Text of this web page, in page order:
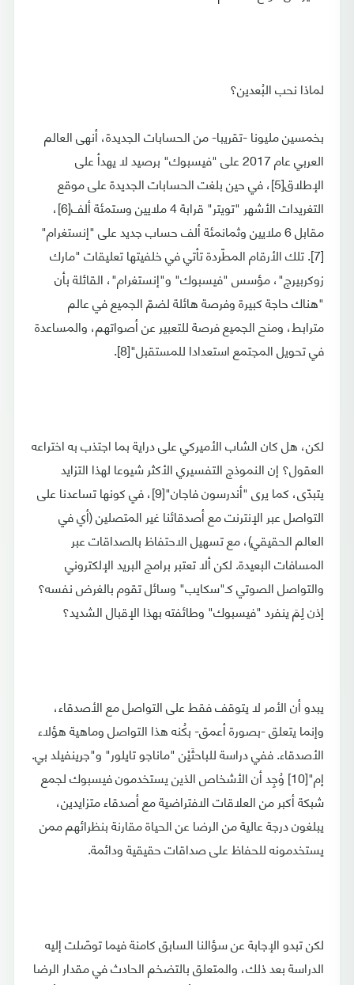
لماذا نحب البُعدين؟
بخمسين مليونا -تقريبا- من الحسابات الجديدة، أنهى العالم
العربي عام 2017 على "فيسبوك" برصيد لا يهدأ على
الإطلاق[5]، في حين بلغت الحسابات الجديدة على موقع
التغريدات الأشهر "تويتر" قرابة 4 ملايين وستمئة ألف[6]،
مقابل 6 ملايين وثمانمئة ألف حساب جديد على "إنستغرام"
[7]. تلك الأرقام المطّردة تأتي في خلفيتها تعليقات "مارك
زوكربيرج"، مؤسس "فيسبوك" و"إنستغرام"، القائلة بأن
"هناك حاجة كبيرة وفرصة هائلة لضمّ الجميع في عالم
مترابط، ومنح الجميع فرصة للتعبير عن أصواتهم، والمساعدة
في تحويل المجتمع استعدادا للمستقبل"[8].
لكن، هل كان الشاب الأميركي على دراية بما اجتذب به اختراعه
العقول؟ إن النموذج التفسيري الأكثر شيوعا لهذا التزايد
يتبدّى، كما يرى "أندرسون فاجان"[9]، في كونها تساعدنا على
التواصل عبر الإنترنت مع أصدقائنا غير المتصلين (أي في
العالم الحقيقي)، مع تسهيل الاحتفاظ بالصداقات عبر
المسافات البعيدة. لكن ألا تعتبر برامج البريد الإلكتروني
والتواصل الصوتي كـ"سكايب" وسائل تقوم بالغرض نفسه؟
إذن لِمَ ينفرد "فيسبوك" وطائفته بهذا الإقبال الشديد؟
يبدو أن الأمر لا يتوقف فقط على التواصل مع الأصدقاء،
وإنما يتعلق -بصورة أعمق- بكُنه هذا التواصل وماهية هؤلاء
الأصدقاء. ففي دراسة للباحثَيْن "ماناجو تايلور" و"جرينفيلد بي.
إم"[10] وُجِد أن الأشخاص الذين يستخدمون فيسبوك لجمع
شبكة أكبر من العلاقات الافتراضية مع أصدقاء متزايدين،
يبلغون درجة عالية من الرضا عن الحياة مقارنة بنظرائهم ممن
يستخدمونه للحفاظ على صداقات حقيقية ودائمة.
لكن تبدو الإجابة عن سؤالنا السابق كامنة فيما توصّلت إليه
الدراسة بعد ذلك، والمتعلق بالتضخم الحادث في مقدار الرضا